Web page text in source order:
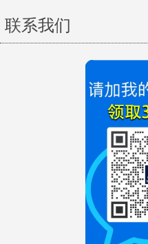
联系我们